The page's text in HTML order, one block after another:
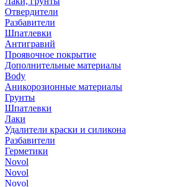
Отвердители
Разбавители
Шпатлевки
Антигравий
Проявочное покрытие
Дополнительные материалы
Body
Аникорозионные материалы
Грунты
Шпатлевки
Лаки
Удалители краски и силикона
Разбавители
Герметики
Novol
Novol
Novol